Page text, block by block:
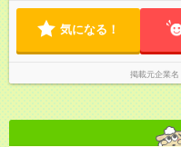
望の方は夜勤（
気になる！
掲載元企業名